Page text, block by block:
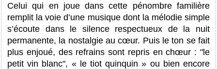
Celui qui en joue dans cette pénombre familière
remplit la voie d’une musique dont la mélodie simple
s’écoute dans le silence respectueux de la nuit
permanente, la nostalgie au cœur. Puis le ton se fait
plus enjoué, des refrains sont repris en chœur : "le
petit vin blanc", « le tiot quinquin » ou bien encore